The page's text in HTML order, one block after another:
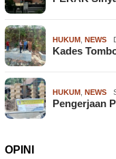
HUKUM NEWS
Kades
HUKUM NEWS
Pengerjaan
OPINI